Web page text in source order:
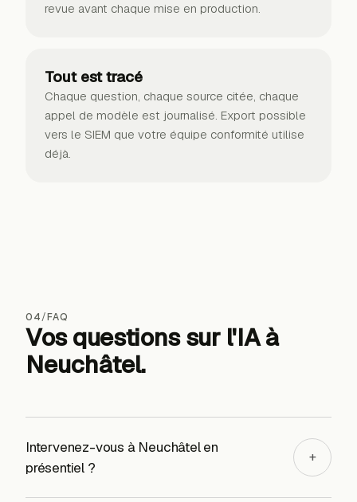
revue avant chaque mise en production.
Tout est tracé
Chaque question, chaque source citée, chaque
appel de modèle est journalisé. Export possible
vers le SIEM que votre équipe conformité utilise
déjà.
04/FAQ
Vos questions sur l'IAà
Neuchâtel.
Intervenez-vous à Neuchâtel en
présentiel ?
+